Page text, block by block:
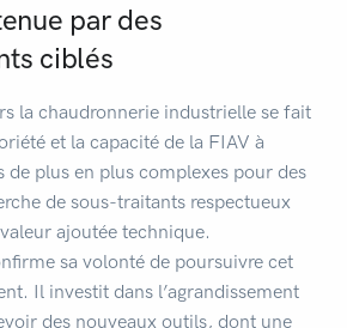
par des
ciblés
la chaudronnerie industrielle se fait
et la capacité de la FIAV à
de plus en plus complexes pour des
de sous-traitants respectueux
ajoutée technique.
sa volonté de poursuivre cet
Il investit dans l’agrandissement
des nouveaux outils, dont une